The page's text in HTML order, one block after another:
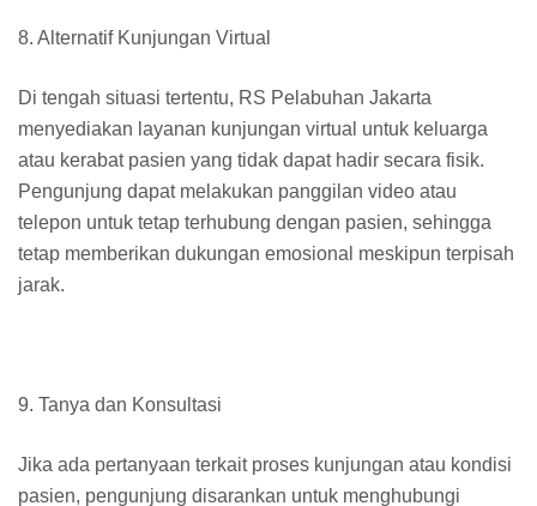
8. Alternatif Kunjungan Virtual
Di tengah situasi tertentu, RS Pelabuhan Jakarta
menyediakan layanan kunjungan virtual untuk keluarga
atau kerabat pasien yang tidak dapat hadir secara fisik.
Pengunjung dapat melakukan panggilan video atau
telepon untuk tetap terhubung dengan pasien, sehingga
tetap memberikan dukungan emosional meskipun terpisah
jarak.
9. Tanya dan Konsultasi
Jika ada pertanyaan terkait proses kunjungan atau kondisi
pasien, pengunjung disarankan untuk menghubungi